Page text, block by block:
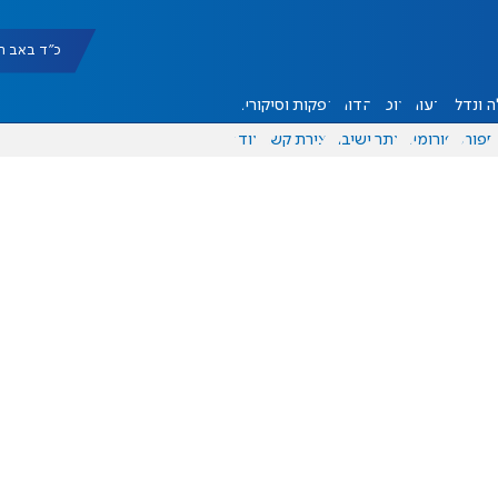
כ"ד באב תשפ"ו
ונדל"ן דעות אוכל יהדות הפקות וסיקורים
ספורט פורומים אתר ישיבה יצירת קשר עוד